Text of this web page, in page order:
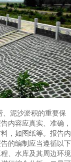
、泥沙淤积的重要保
内容应真实、准确，
，如图纸等。报告内
的编制应当遵循以下
、水库及其周边环境